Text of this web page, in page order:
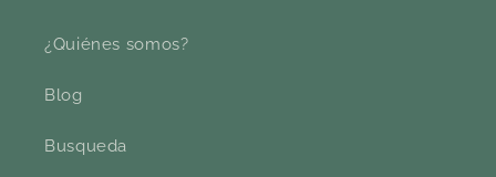
¿Quiénes somos?
Blog
Busqueda